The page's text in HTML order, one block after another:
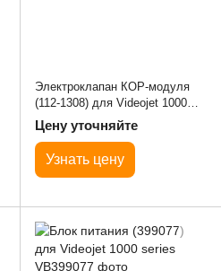
Электроклапан КОР-модуля
(112-1308) для Videojet 1000
series
Цену уточняйте
Узнать цену